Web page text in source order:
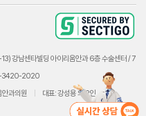
강남센타빌딩 아이리움안과 6층 수술센터 / 7
3420-2020
안과의원 대표: 강성용 외 2인